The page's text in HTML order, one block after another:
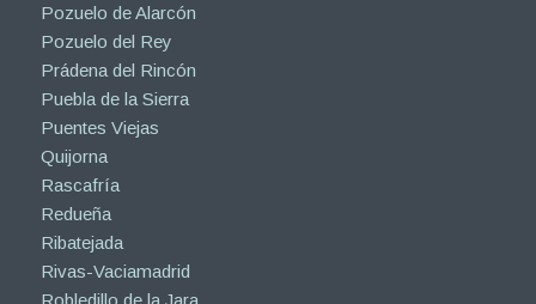
Pozuelo de Alarcón
Pozuelo del Rey
Prádena del Rincón
Puebla de la Sierra
Puentes Viejas
Quijorna
Rascafría
Redueña
Ribatejada
Rivas-Vaciamadrid
Robledillo de la Jara